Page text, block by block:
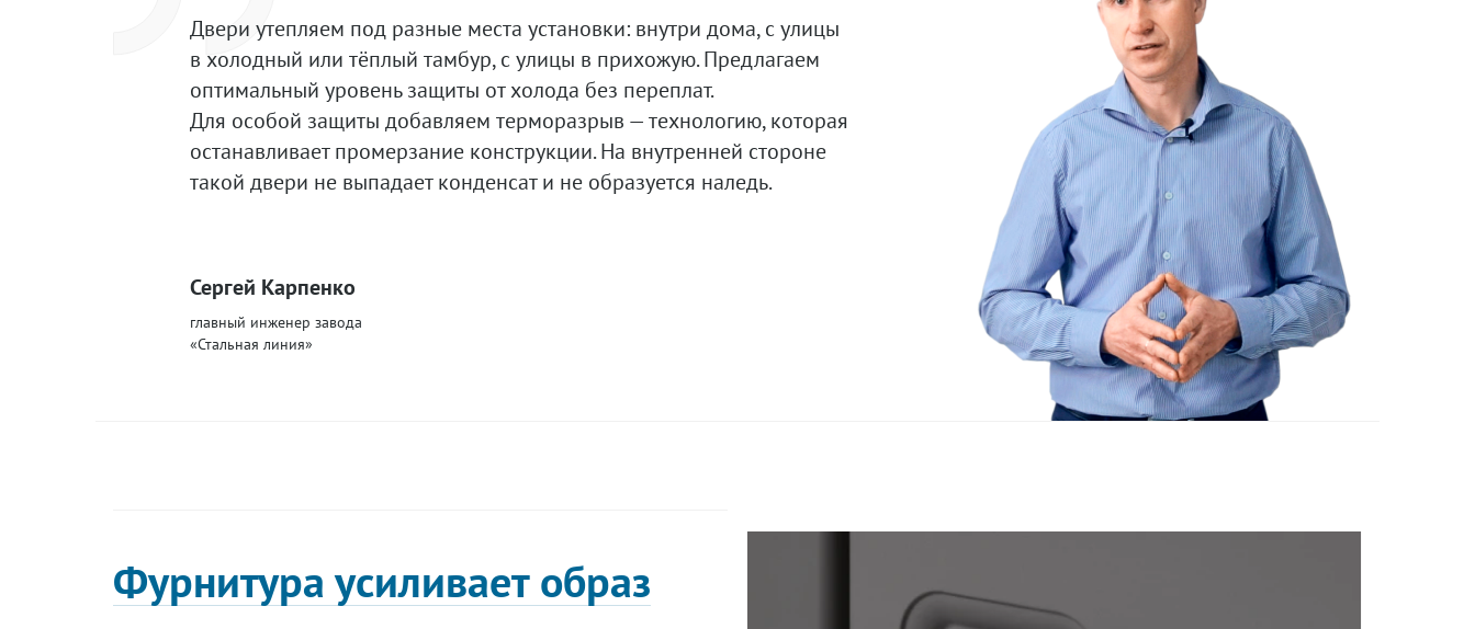
Двери утепляем под разные места установки: внутри дома, с улицы
в холодный или тёплый тамбур, с улицы в прихожую. Предлагаем
оптимальный уровень защиты от холода без переплат.
Для особой защиты добавляем терморазрыв — технологию, которая
останавливает промерзание конструкции. На внутренней стороне
такой двери не выпадает конденсат и не образуется наледь.
Сергей Карпенко
главный инженер завода
«Стальная линия»
Фурнитура усиливает образ